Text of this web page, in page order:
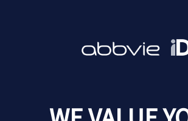
substituem, em hipótese alguma, a